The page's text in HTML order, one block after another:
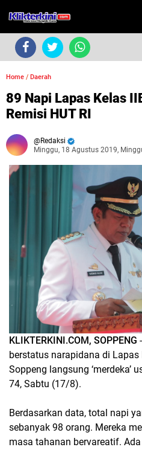
Home / Daerah
89 Napi Lapas Kelas
Remisi HUT RI
Redaksi
Minggu, 18 Agustus 2019,
KLIKTERKINI.COM, SOPPENG
berstatus narapidana di Lapas
Soppeng langsung ‘merdeka’
74, Sabtu (17/8).
Berdasarkan data, total napi
sebanyak 98 orang. Mereka
masa tahanan bervareatif.